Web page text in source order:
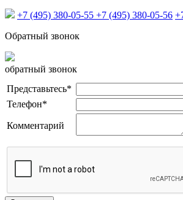
+7 (495) 380-05-55 +7 (495) 380-05-56
Обратный звонок
обратный звонок
Представьтесь*
Телефон*
Комментарий